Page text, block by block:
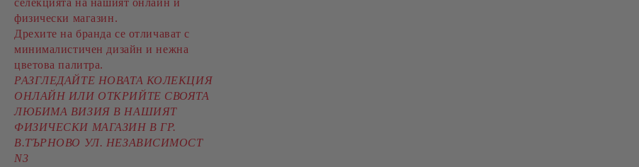
селекцията на нашият онлайн и
физически магазин.
Дрехите на бранда се отличават с
минималистичен дизайн и нежна
цветова палитра.
РАЗГЛЕДАЙТЕ НОВАТА КОЛЕКЦИЯ
ОНЛАЙН ИЛИ ОТКРИЙТЕ СВОЯТА
ЛЮБИМА ВИЗИЯ В НАШИЯТ
ФИЗИЧЕСКИ МАГАЗИН В ГР.
В.ТЪРНОВО УЛ. НЕЗАВИСИМОСТ
N3